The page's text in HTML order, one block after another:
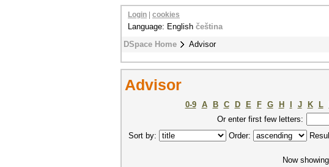
DSpace Home Advisor
Login cookies
Language: English čeština
Advisor
0-9 A B C D E F G H J K L
Or enter first few letters:
Sort by:
Order:
Now